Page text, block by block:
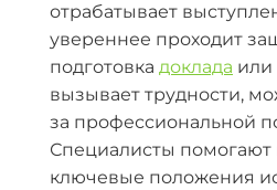
отрабатывает
увереннее проходит
подготовка доклада или
вызывает трудности,
за профессиональной
Специалисты помогают
ключевые положения